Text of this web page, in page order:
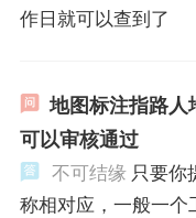
作日就可以查到了
地图标注指路
可以审核通过
不可结缘 只要你
称相对应，一般一